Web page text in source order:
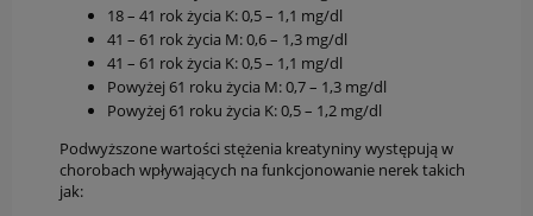
18 – 41 rok życia K: 0,5 – 1,1 mg/dl
41 – 61 rok życia M: 0,6 – 1,3 mg/dl
41 – 61 rok życia K: 0,5 – 1,1 mg/dl
Powyżej 61 roku życia M: 0,7 – 1,3 mg/dl
Powyżej 61 roku życia K: 0,5 – 1,2 mg/dl
Podwyższone wartości stężenia kreatyniny występują w
chorobach wpływających na funkcjonowanie nerek takich
jak: